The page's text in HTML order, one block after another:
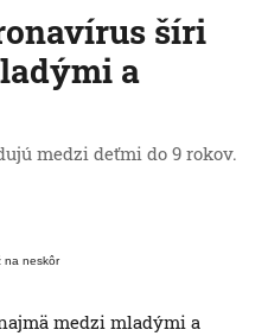
šíri
a
medzi deťmi do 9 rokov.
na neskôr
medzi mladými a